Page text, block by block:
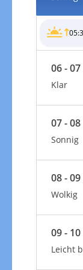
06 -
Klar
07 -
Sonnig
08 -
Wolkig
09 -
Leicht